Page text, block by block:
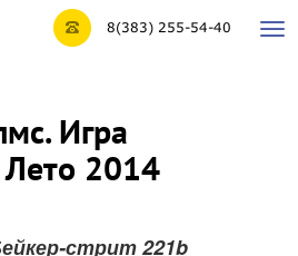
8(383) 255-54-40
Игра
Лето 2014
стрит 221b